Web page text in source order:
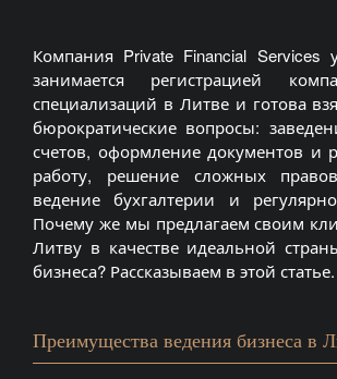
Компания Private Financial Services
занимается регистрацией
специализаций в Литве и готова
бюрократические вопросы:
счетов, оформление документов и
работу, решение сложных
ведение бухгалтерии и
Почему же мы предлагаем своим
Литву в качестве идеальной
бизнеса? Рассказываем в этой статье.
Преимущества ведения бизнеса в